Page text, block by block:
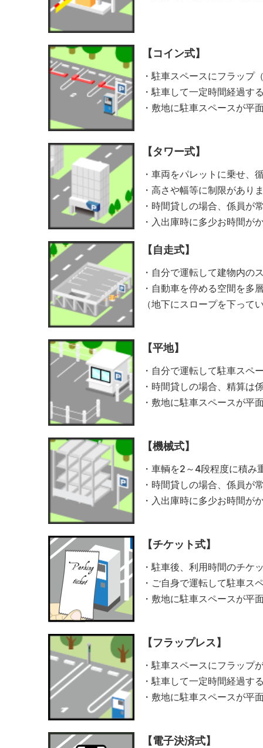
【コイン式】
・駐車スペースにフラップ
・駐車して一定時間経過す
・敷地に駐車スペースが平
【タワー式】
・車両をパレットに乗せ、
・高さや幅等に制限があり
・時間貸しの場合、係員が
・入出庫時に多少お時間が
【自走式】
・自分で運転して建物内の
・自動車を停める空間を多
（地下にスロープを下って
【平地】
・自分で運転して駐車スペ
・時間貸しの場合、精算は
・敷地に駐車スペースが平
【機械式】
・車輌を2～4段程度に積
・時間貸しの場合、係員が
・入出庫時に多少お時間が
【チケット式】
・駐車後、利用時間のチケ
・ご自身で運転して駐車ス
・敷地に駐車スペースが平
【フラップレス】
・駐車スペースにフラップ
・駐車して一定時間経過す
・敷地に駐車スペースが平
【電子決済式】